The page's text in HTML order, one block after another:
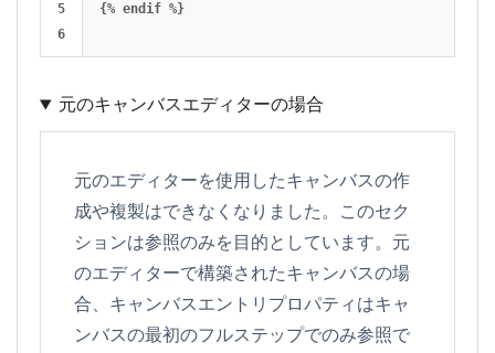
5
{% endif %}
元のキャンバスエディターの場合
元のエディターを使用したキャンバスの作
成や複製はできなくなりました。このセク
ションは参照のみを目的としています。元
のエディターで構築されたキャンバスの場
合、キャンバスエントリプロパティはキャ
ンバスの最初のフルステップでのみ参照で